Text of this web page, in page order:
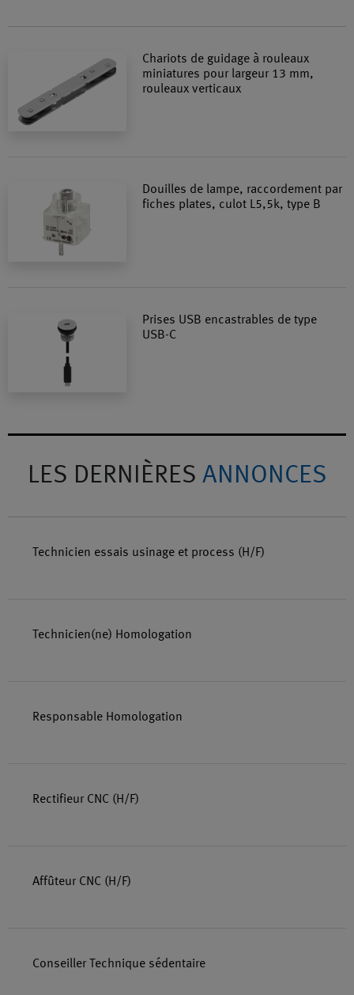
Chariots de guidage à rouleaux
miniatures pour largeur 13 mm,
rouleaux verticaux
Douilles de lampe, raccordement par
fiches plates, culot L5,5k, type B
Prises USB encastrables de type
USB-C
LES DERNIÈRES ANNONCES
Technicien essais usinage et process (H/F)
Technicien(ne) Homologation
Responsable Homologation
Rectifieur CNC (H/F)
Affûteur CNC (H/F)
Conseiller Technique sédentaire